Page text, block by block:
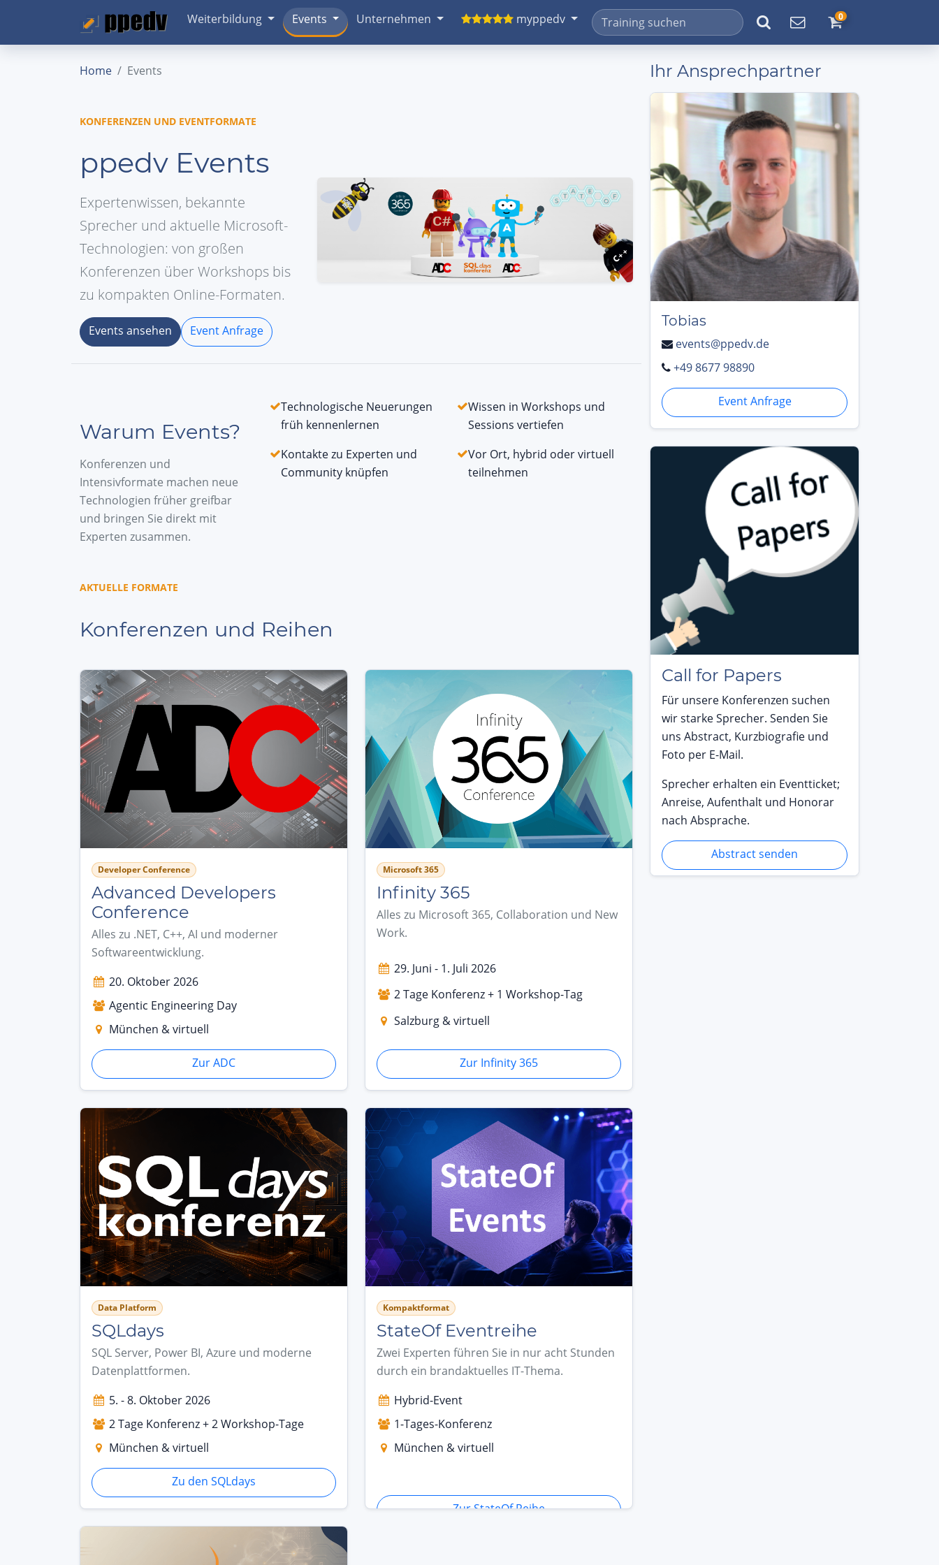
Weiterbildung Events Unternehmen myppedv 0
Home Events
KONFERENZEN UND EVENTFORMATE
ppedv Events
Expertenwissen, bekannte
Sprecher und aktuelle Microsoft-
Technologien: von großen
Konferenzen über Workshops bis
zu kompakten Online-Formaten.
Events ansehen Event Anfrage
Warum Events?
Konferenzen und
Intensivformate machen neue
Technologien früher greifbar
und bringen Sie direkt mit
Experten zusammen.
Technologische Neuerungen
früh kennenlernen
Wissen in Workshops und
Sessions vertiefen
Kontakte zu Experten und
Community knüpfen
Vor Ort, hybrid oder virtuell
teilnehmen
AKTUELLE FORMATE
Konferenzen und Reihen
Developer Conference
Advanced Developers
Conference
Alles zu .NET, C++, AI und moderner
Softwareentwicklung.
20. Oktober 2026
Agentic Engineering Day
München & virtuell
Zur ADC
Microsoft 365
Infinity 365
Alles zu Microsoft 365, Collaboration und New
Work.
29. Juni - 1. Juli 2026
2 Tage Konferenz + 1 Workshop-Tag
Salzburg & virtuell
Zur Infinity 365
Data Platform
SQLdays
SQL Server, Power BI, Azure und moderne
Datenplattformen.
5. - 8. Oktober 2026
2 Tage Konferenz + 2 Workshop-Tage
München & virtuell
Zu den SQLdays
Kompaktformat
StateOf Eventreihe
Zwei Experten führen Sie in nur acht Stunden
durch ein brandaktuelles IT-Thema.
Hybrid-Event
1-Tages-Konferenz
München & virtuell
Zur StateOf Reihe
Ihr Ansprechpartner
Tobias
events@ppedv.de
+49 8677 98890
Event Anfrage
Call for Papers
Für unsere Konferenzen suchen
wir starke Sprecher. Senden Sie
uns Abstract, Kurzbiografie und
Foto per E-Mail.
Sprecher erhalten ein Eventticket;
Anreise, Aufenthalt und Honorar
nach Absprache.
Abstract senden